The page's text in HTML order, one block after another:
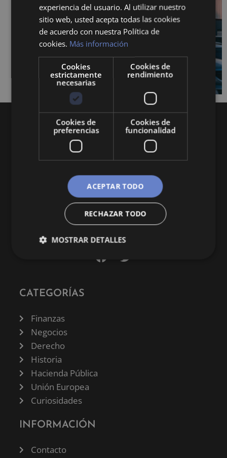
Queremos mantenerte al día en temas de
economía, finanzas, negocios, derecho, historia
y curiosidades sobre todo lo relacionado con la
economía y empresa.
CATEGORÍAS
Finanzas
Negocios
Derecho
Historia
Hacienda Pública
Unión Europea
Curiosidades
INFORMACIÓN
Contacto
experiencia del usuario. Al utilizar nuestro
sitio web, usted acepta todas las cookies
de acuerdo con nuestra Política de
cookies. Más información
Cookies
estrictamente
necesarias
Cookies de
rendimiento
Cookies de
preferencias
Cookies de
funcionalidad
ACEPTAR TODO
RECHAZAR TODO
MOSTRAR DETALLES